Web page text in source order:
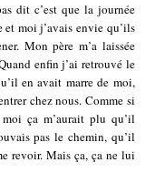
dit c’est que la journée
et moi j’avais envie qu’ils
Mon père m’a laissée
enfin j’ai retrouvé le
en avait marre de moi,
chez nous. Comme si
ça m’aurait plu qu’il
pas le chemin, qu’il
revoir. Mais ça, ça ne lui